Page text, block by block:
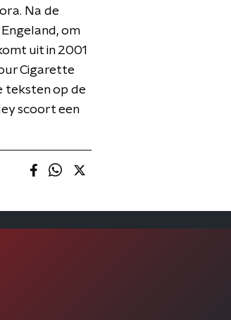
Na de
om
uit in 2001
Cigarette
teksten op de
scoort een